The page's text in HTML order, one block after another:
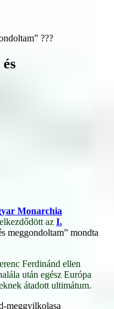
???
Monarchia
az I.
meggondoltam” mondta
Ferdinánd ellen
után egész Európa
átadott ultimátum.